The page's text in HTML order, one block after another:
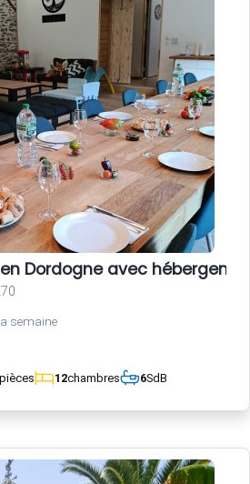
Dordogne avec
semaine
pièces 12chambres 6SdB